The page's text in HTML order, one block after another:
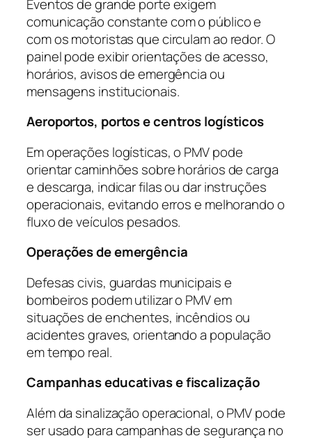
Eventos de grande porte exigem
comunicação constante com o público e
com os motoristas que circulam ao redor. O
painel pode exibir orientações de acesso,
horários, avisos de emergência ou
mensagens institucionais.
Aeroportos, portos e centros logísticos
Em operações logísticas, o PMV pode
orientar caminhões sobre horários de carga
e descarga, indicar filas ou dar instruções
operacionais, evitando erros e melhorando o
fluxo de veículos pesados.
Operações de emergência
Defesas civis, guardas municipais e
bombeiros podem utilizar o PMV em
situações de enchentes, incêndios ou
acidentes graves, orientando a população
em tempo real.
Campanhas educativas e fiscalização
Além da sinalização operacional, o PMV pode
ser usado para campanhas de segurança no